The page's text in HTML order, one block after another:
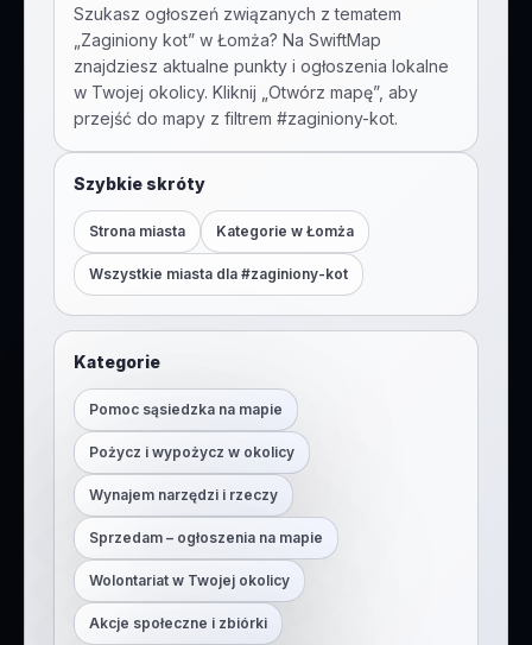
Szukasz ogłoszeń związanych z tematem
Zaginiony kot” w Łomża? Na SwiftMap
znajdziesz aktualne punkty i ogłoszenia lokalne
w Twojej okolicy. Kliknij „Otwórz mapę”, aby
przejść do mapy z filtrem #zaginiony-kot.
Szybkie skróty
Strona miasta Kategorie w Łomża
Wszystkie miasta dla #zaginiony-kot
Kategorie
Pomoc sąsiedzka na mapie
Pożycz i wypożycz w okolicy
Wynajem narzędzi i rzeczy
Sprzedam – ogłoszenia na mapie
Wolontariat w Twojej okolicy
Akcje społeczne i zbiórki